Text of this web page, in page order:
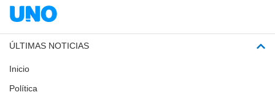
ÚLTIMAS NOTICIAS
Inicio
Política